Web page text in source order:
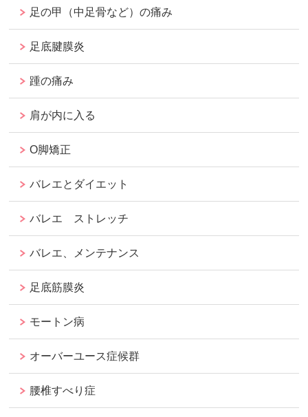
足の甲（中足骨など）の痛み
足底腱膜炎
踵の痛み
肩が内に入る
O脚矯正
バレエとダイエット
バレエ ストレッチ
バレエ、メンテナンス
足底筋膜炎
モートン病
オーバーユース症候群
腰椎すべり症